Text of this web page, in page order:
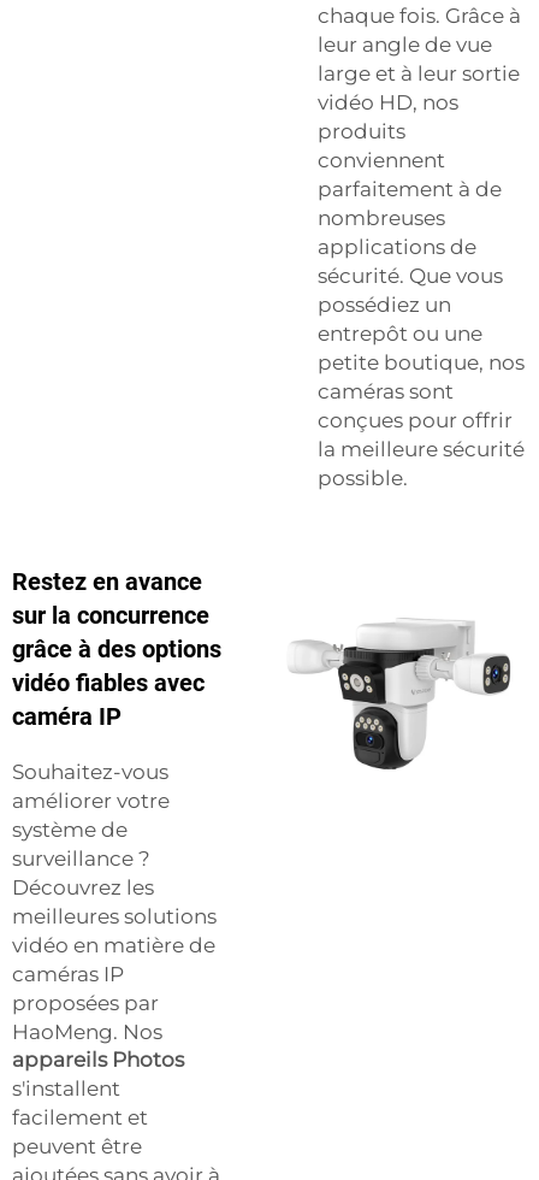
chaque fois. Grâce à
leur angle de vue
large et à leur sortie
vidéo HD, nos
produits
conviennent
parfaitement à de
nombreuses
applications de
sécurité. Que vous
possédiez un
entrepôt ou une
petite boutique, nos
caméras sont
conçues pour offrir
la meilleure sécurité
possible.
Restez en avance
sur la concurrence
grâce à des options
vidéo fiables avec
caméra IP
Souhaitez-vous
améliorer votre
système de
surveillance ?
Découvrez les
meilleures solutions
vidéo en matière de
caméras IP
proposées par
HaoMeng. Nos
appareils Photos
s'installent
facilement et
peuvent être
ajoutées sans avoir à